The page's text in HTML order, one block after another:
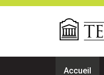
Passer au contenu principal
Accueil